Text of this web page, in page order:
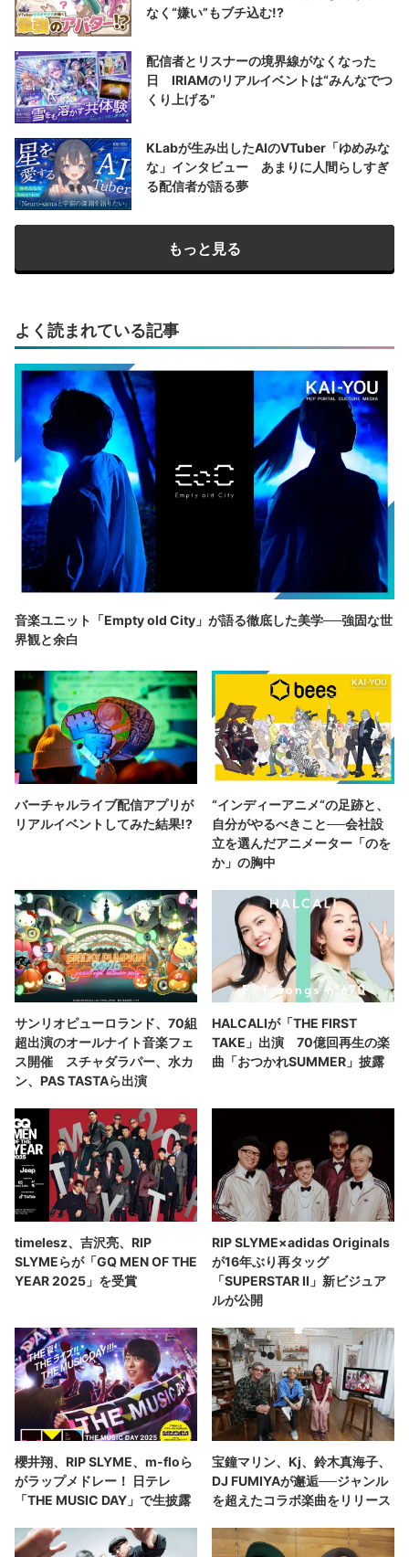
なく“嫌い”もブチ込む!?
配信者とリスナーの境界線がなくなった
日 IRIAMのリアルイベントは“みんなでつ
くり上げる”
KLabが生み出したAIのVTuber「ゆめみな
な」インタビュー あまりに人間らしすぎ
る配信者が語る夢
もっと見る
よく読まれている記事
音楽ユニット「Empty old City」が語る徹底した美学──強固な世
界観と余白
バーチャルライブ配信アプリが
リアルイベントしてみた結果!?
“インディーアニメ“の足跡と、
自分がやるべきこと──会社設
立を選んだアニメーター「のを
か」の胸中
サンリオピューロランド、70組
超出演のオールナイト音楽フェ
ス開催 スチャダラパー、水カ
ン、PAS TASTAら出演
HALCALIが「THE FIRST
TAKE」出演 70億回再生の楽
曲「おつかれSUMMER」披露
timelesz、吉沢亮、RIP
SLYMEらが「GQ MEN OF THE
YEAR 2025」を受賞
RIP SLYME×adidas Originals
が16年ぶり再タッグ
「SUPERSTAR II」新ビジュア
ルが公開
櫻井翔、RIP SLYME、m-floら
がラップメドレー！ 日テレ
「THE MUSIC DAY」で生披露
宝鐘マリン、Kj、鈴木真海子、
DJ FUMIYAが邂逅──ジャンル
を超えたコラボ楽曲をリリース